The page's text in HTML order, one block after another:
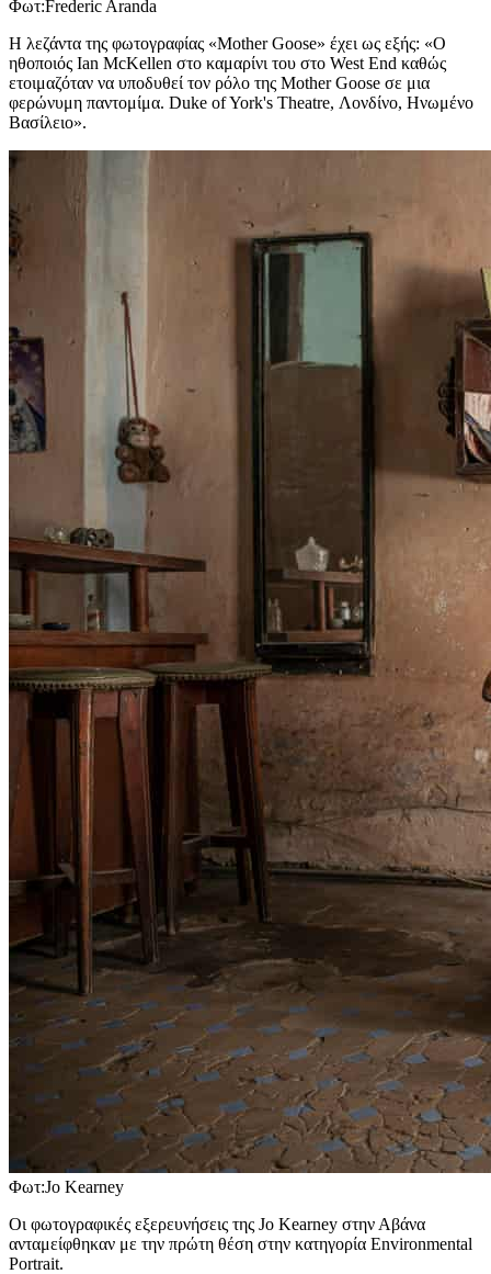
Φωτ:Frederic Aranda
Η λεζάντα της φωτογραφίας «Mother Goose» έχει ως εξής: «Ο
ηθοποιός Ian McKellen στο καμαρίνι του στο West End καθώς
ετοιμαζόταν να υποδυθεί τον ρόλο της Mother Goose σε μια
φερώνυμη παντομίμα. Duke of York's Theatre, Λονδίνο, Ηνωμένο
Βασίλειο».
Φωτ:Jo Kearney
Οι φωτογραφικές εξερευνήσεις της Jo Kearney στην Αβάνα
ανταμείφθηκαν με την πρώτη θέση στην κατηγορία Environmental
Portrait.